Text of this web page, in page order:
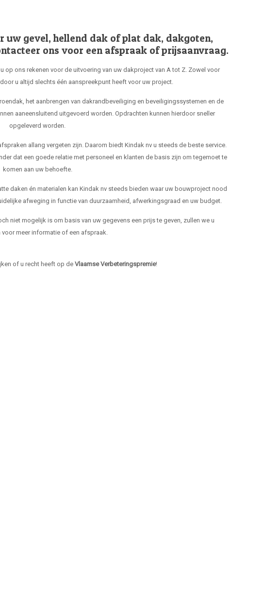
uw gevel, hellend dak of plat dak, dakgoten,
ons voor een afspraak of prijsaanvraag.
op ons rekenen voor de uitvoering van uw dakproject van A tot Z. Zowel voor
u altijd slechts één aanspreekpunt heeft voor uw project.
het aanbrengen van dakrandbeveiliging en beveiligingssystemen en de
aaneensluitend uitgevoerd worden. Opdrachten kunnen hierdoor sneller
opgeleverd worden.
allang vergeten zijn. Daarom biedt Kindak nv u steeds de beste service.
dat een goede relatie met personeel en klanten de basis zijn om tegemoet te
komen aan uw behoefte.
daken én materialen kan Kindak nv steeds bieden waar uw bouwproject nood
afweging in functie van duurzaamheid, afwerkingsgraad en uw budget.
niet mogelijk is om basis van uw gegevens een prijs te geven, zullen we u
voor meer informatie of een afspraak.
of u recht heeft op deVlaamse Verbeteringspremie!